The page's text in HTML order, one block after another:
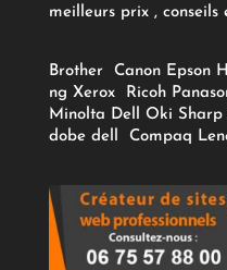
meilleurs prix , conseils
Brother Canon Epson
ng Xerox Ricoh
Minolta Dell Oki Sharp
dobe dell Compaq